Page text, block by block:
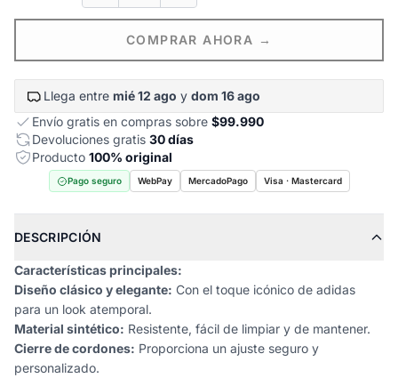
COMPRAR AHORA →
Llega entre mié 12 ago y dom 16 ago
Envío gratis en compras sobre $99.990
Devoluciones gratis 30 días
Producto 100% original
Pago seguro WebPay MercadoPago Visa · Mastercard
DESCRIPCIÓN
Características principales:
Diseño clásico y elegante: Con el toque icónico de adidas
para un look atemporal.
Material sintético: Resistente, fácil de limpiar y de mantener.
Cierre de cordones: Proporciona un ajuste seguro y
personalizado.